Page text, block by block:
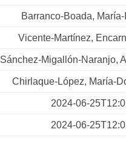
Barranco-Boada,
Vicente-Martínez,
Sánchez-Migallón-Naranjo,
Chirlaque-López, María-
2024-06-
2024-06-